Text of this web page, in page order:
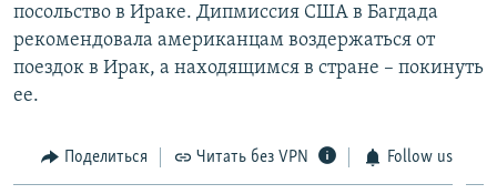
посольство в Ираке. Дипмиссия США в Багдада
рекомендовала американцам воздержаться от
поездок в Ирак, а находящимся в стране – покинуть
ее.
Поделиться Читать без VPN Follow us